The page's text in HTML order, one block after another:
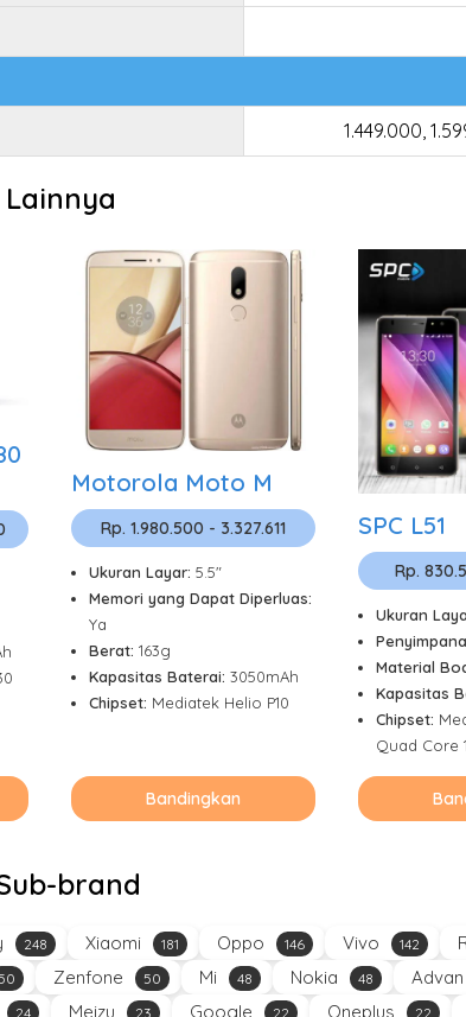
1.449.000,
Lainnya
Motorola Moto M
Rp. 1.980.500 - 3.327.611
Ukuran Layar: 5.5"
Memori yang Dapat Diperluas:
Ya
Berat: 163g
Kapasitas Baterai: 3050mAh
Chipset: Mediatek Helio P10
Bandingkan
SPC L51
Rp.
Ukuran
Material
Kapasitas
Chipset:
Quad Core
brand
248 Xiaomi 181 Oppo 146 Vivo 142
50 Zenfone 50 Mi 48 Nokia 48 Advan
24 Meizu 23 Google 22 Oneplus 22